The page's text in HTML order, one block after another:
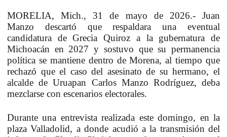
MORELIA, Mich., 31 de mayo de 2026.- Juan
Manzo descartó que respaldara una eventual
candidatura de Grecia Quiroz a la gubernatura de
Michoacán en 2027 y sostuvo que su permanencia
política se mantiene dentro de Morena, al tiempo que
rechazó que el caso del asesinato de su hermano, el
alcalde de Uruapan Carlos Manzo Rodríguez, deba
mezclarse con escenarios electorales.
Durante una entrevista realizada este domingo, en la
plaza Valladolid, a donde acudió a la transmisión del